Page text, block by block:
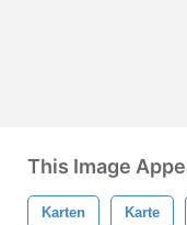
This Image
Karten Karte